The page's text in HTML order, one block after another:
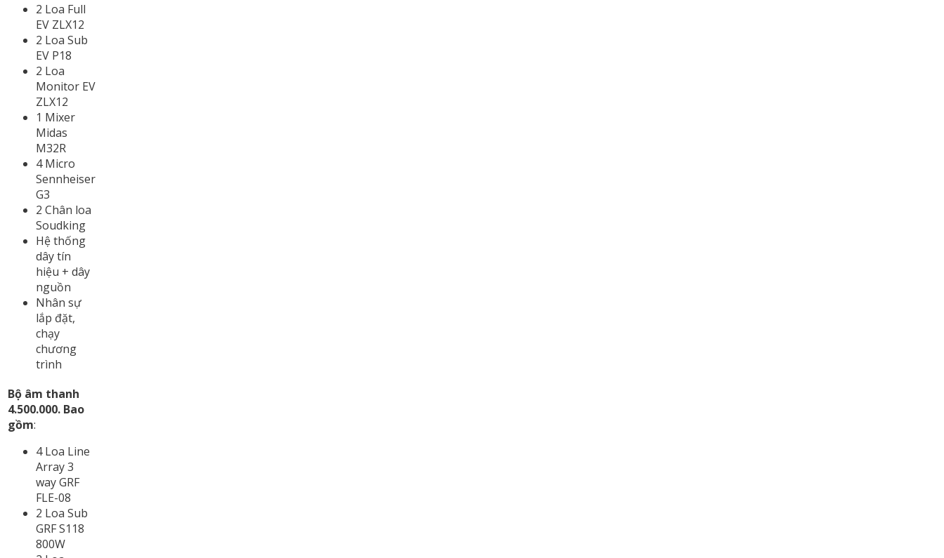
2 Loa Full
EV ZLX12
2 Loa Sub
EV P18
2 Loa
Monitor EV
ZLX12
1 Mixer
Midas
M32R
4 Micro
Sennheiser
G3
2 Chân loa
Soudking
Hệ thống
dây tín
hiệu + dây
nguồn
Nhân sự
lắp đặt,
chạy
chương
trình
Bộ âm thanh
4.500.000. Bao
gồm:
4 Loa Line
Array 3
way GRF
FLE-08
2 Loa Sub
GRF S118
800W